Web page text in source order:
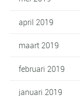
april 2019
maart 2019
februari 2019
januari 2019